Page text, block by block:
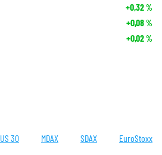
+0,32%
+0,08%
+0,02%
US 30 MDAX SDAX EuroStoxx